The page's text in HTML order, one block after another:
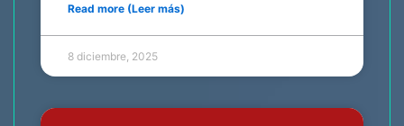
Read more (Leer más)
8 diciembre, 2025